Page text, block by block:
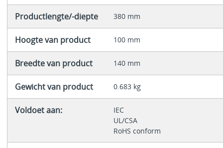
Productlengte/-diepte 380 mm
Hoogte van product 100 mm
Breedte van product 140 mm
Gewicht van product 0.683 kg
Voldoet aan:
IEC
UL/CSA
RoHS conform